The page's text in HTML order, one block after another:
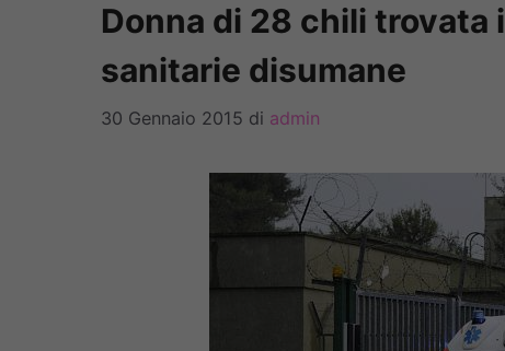
Donna di 28 chili
sanitarie disumane
30 Gennaio 2015 di admin